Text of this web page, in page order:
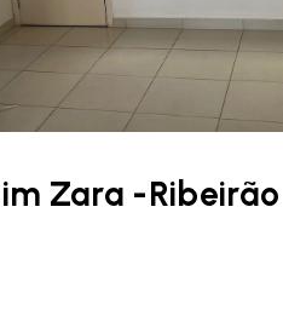
Zara -Ribeirão